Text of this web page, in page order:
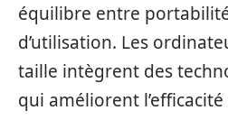
équilibre entre
d’utilisation. Les
taille intègrent des
qui améliorent